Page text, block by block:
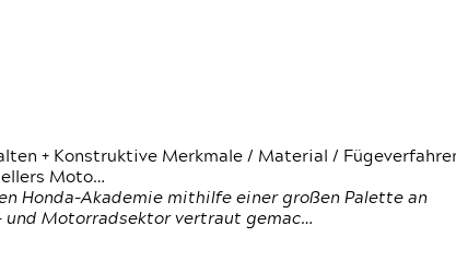
+ Konstruktive Merkmale / Material /
Moto…
Honda-Akademie mithilfe einer großen Palette an
und Motorradsektor vertraut gemac…